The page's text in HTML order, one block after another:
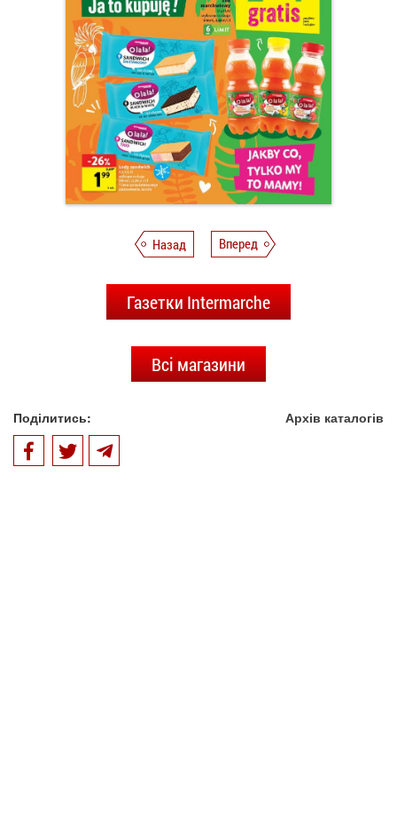
Назад Вперед
Газетки Intermarche
Всі магазини
Поділитись: Архів каталогів